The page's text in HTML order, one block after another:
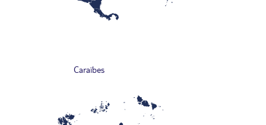
Caraïbes